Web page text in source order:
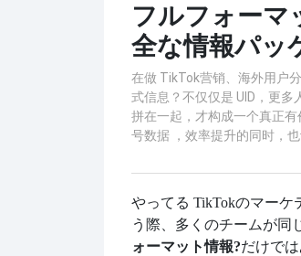
フルフォーマ
全な情報パッ
在做 TikTok营销、海外用户
式信息？不仅仅是 UID，更
拼在一起，才构成一个真正
号数据 ，效率提升的同时，
やってる TikTokのマーケ
う際、多くのチームが同
ォーマット情報?だけで